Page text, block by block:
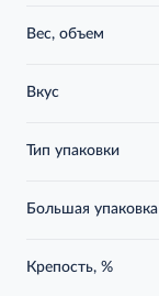
Вес, объем
Вкус
Тип упаковки
Большая упаковка
Крепость, %